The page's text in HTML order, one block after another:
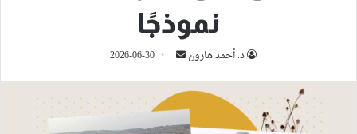
نموذجًا
د. أحمد هارون
أرسل
إلكترونيا
2026-06-30